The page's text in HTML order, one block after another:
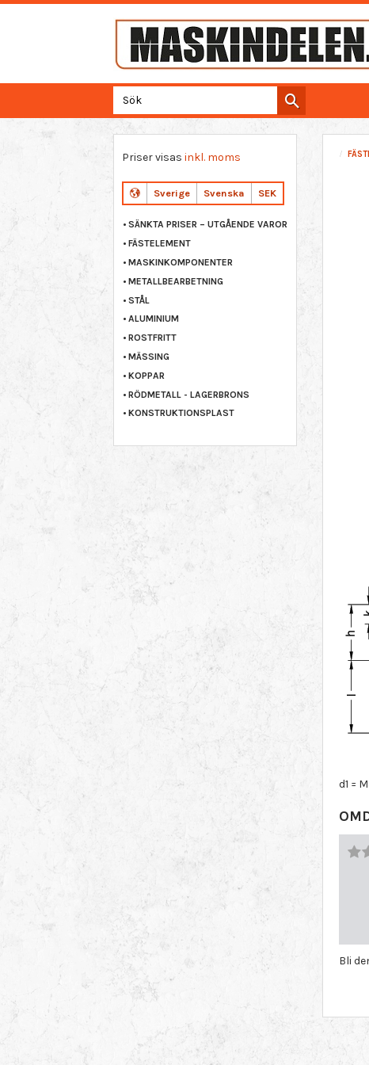
d1 =
Bli
Priser visas inkl. moms
Sverige Svenska SEK
SÄNKTA PRISER – UTGÅENDE VAROR
FÄSTELEMENT
MASKINKOMPONENTER
METALLBEARBETNING
STÅL
ALUMINIUM
ROSTFRITT
MÄSSING
KOPPAR
RÖDMETALL - LAGERBRONS
KONSTRUKTIONSPLAST